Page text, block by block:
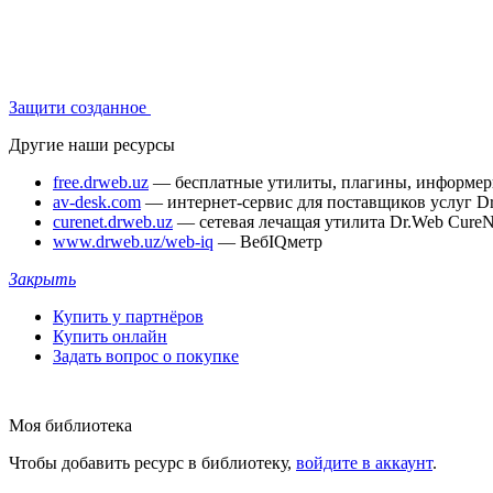
Защити созданное
Другие наши ресурсы
free.drweb.uz — бесплатные утилиты, плагины,
av-desk.com — интернет-сервис для поставщиков услуг
curenet.drweb.uz — сетевая лечащая утилита Dr.Web
www.drweb.uz/web-iq — ВебIQметр
Закрыть
Купить у партнёров
Купить онлайн
Задать вопрос о покупке
Моя библиотека
Чтобы добавить ресурс в библиотеку, войдите в аккаунт.